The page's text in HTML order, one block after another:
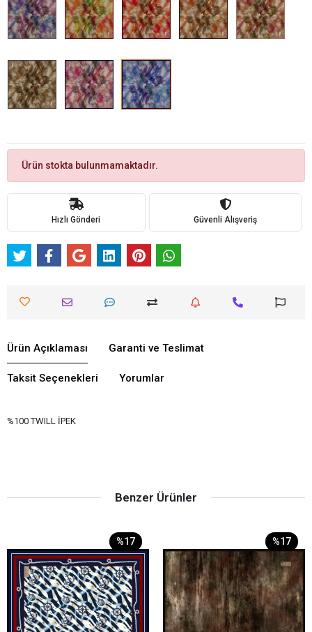
Ürün stokta bulunmamaktadır.
Hızlı Gönderi Güvenli Alışveriş
Ürün Açıklaması Garanti ve Teslimat
Taksit Seçenekleri Yorumlar
%100 TWILL İPEK
Benzer Ürünler
%17 %17